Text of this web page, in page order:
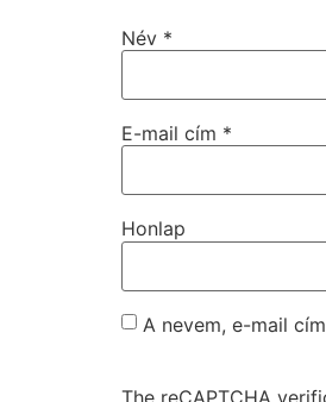
Név *
E-mail cím *
Honlap
A nevem, e-mail
The reCAPTCHA